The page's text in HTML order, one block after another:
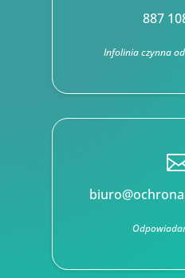
887
Infolinia czynna